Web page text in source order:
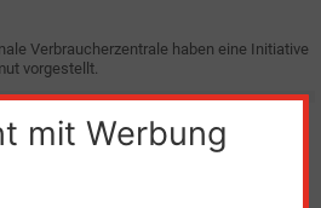
mit Werbung
Verbraucherzentrale haben eine Initiative
vorgestellt.
Donnerstag, 16.07.2020, 15:39